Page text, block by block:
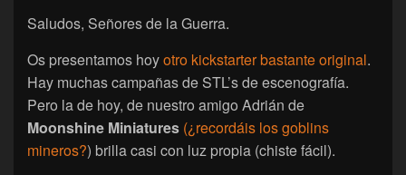
Saludos, Señores de la Guerra.
Os presentamos hoyotro kickstarter bastante original.
Hay muchas campañas de STL’s de escenografía.
Pero la de hoy, de nuestro amigo Adrián de
Moonshine Miniatures (¿recordáis los goblins
mineros?) brilla casi con luz propia (chiste fácil).